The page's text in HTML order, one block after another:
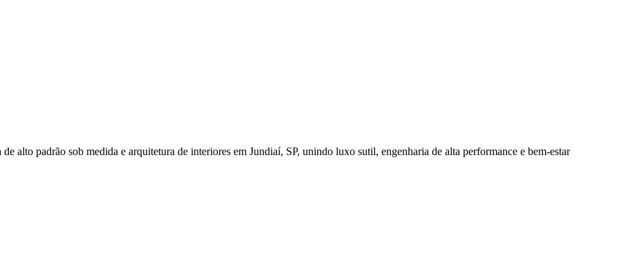
alto padrão sob medida e arquitetura de interiores em Jundiaí, SP, unindo luxo sutil, engenharia de alta performance e bem-estar